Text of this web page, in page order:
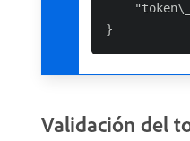
Validación del